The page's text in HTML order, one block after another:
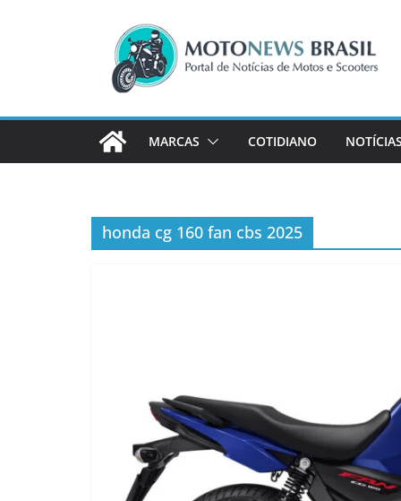
MARCAS COTIDIANO
honda cg 160 fan cbs 2025